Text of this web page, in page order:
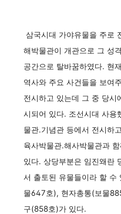
삼국시대 가야유물을 주로
해박물관이 개관으로 그 성
공간으로 탈바꿈하였다. 현
역사와 주요 사건들을 보여
전시하고 있는데 그 중 당시
시되어 있다. 조선시대 사용
물관.기념관 등에서 전시하
육사박물관.해사박물관과
있다. 상당부분은 임진왜란
서 출토된 유물들이라 할 수
물647호), 현자총통(보물
구(858호)가 있다.